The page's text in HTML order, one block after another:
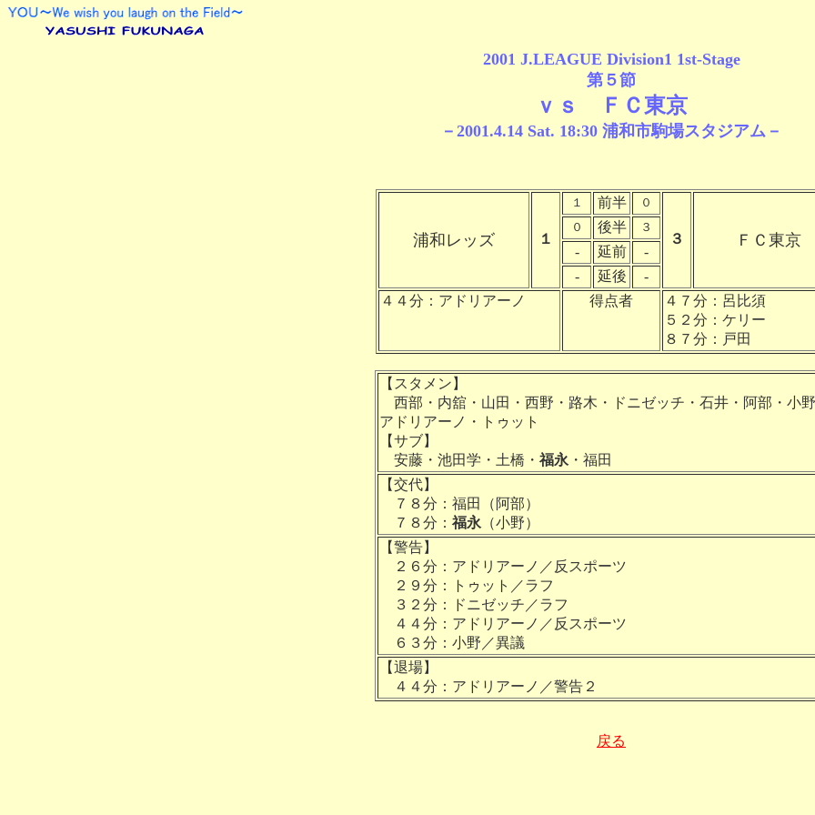
2001 J.LEAGUE Division1 1st-Stage
第５節
ｖｓ ＦＣ東京
－2001.4.14 Sat. 18:30 浦和市駒場スタジアム－
浦和レッズ １
１ 前半 ０
３ ＦＣ東京
０ 後半 ３
- 延前
-
-
延後
-
４４分：アドリアーノ
得点者
４７分：呂比須
５２分：ケリー
８７分：戸田
【スタメン】
西部・内舘・山田・西野・路木・ドニゼッチ・石井・阿部・小
アドリアーノ・トゥット
【サブ】
安藤・池田学・土橋・ 福永 ・福田
【交代】
７８分：福田（阿部）
７８分： 福永 （小野）
【警告】
２６分：アドリアーノ／反スポーツ
２９分：トゥット／ラフ
３２分：ドニゼッチ／ラフ
４４分：アドリアーノ／反スポーツ
６３分：小野／異議
【退場】
４４分：アドリアーノ／警告２
戻る